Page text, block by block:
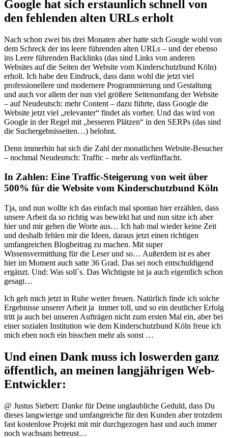
Google hat sich erstaunlich schnell von
den fehlenden alten URLs erholt
Nach schon zwei bis drei Monaten aber hatte sich Google wohl von
dem Schreck der ins leere führenden alten URLs – und der ebenso
ins Leere führenden Backlinks (das sind Links von anderen
Websites auf die Seiten der Website vom Kinderschutzbund Köln)
erholt. Ich habe den Eindruck, dass dann wohl die jetzt viel
professionellere und modernere Programmierung und Gestaltung
und auch vor allem der nun viel größere Seitenumfang der Website
– auf Neudeutsch: mehr Content – dazu führte, dass Google die
Website jetzt viel „relevanter“ findet als vorher. Und das wird von
Google in der Regel mit „besseren Plätzen“ in den SERPs (das sind
die Suchergebnisseiten…) belohnt.
Denn immerhin hat sich die Zahl der monatlichen Website-Besucher
– nochmal Neudeutsch: Traffic – mehr als verfünffacht.
In Zahlen: Eine Traffic-Steigerung von weit über
500% für die Website vom Kinderschutzbund Köln
Tja, und nun wollte ich das einfach mal spontan hier erzählen, dass
unsere Arbeit da so richtig was bewirkt hat und nun sitze ich aber
hier und mir gehen die Worte aus… Ich hab mal wieder keine Zeit
und deshalb fehlen mir die Ideen, daraus jetzt einen richtigen
umfangreichen Blogbeitrag zu machen. Mit super
Wissensvermittlung für die Leser und so… Außerdem ist es aber
hier im Moment auch satte 36 Grad. Das sei noch entschuldigend
ergänzt. Und: Was soll`s. Das Wichtigste ist ja auch eigentlich schon
gesagt…
Ich geh mich jetzt in Ruhe weiter freuen. Natürlich finde ich solche
Ergebnisse unserer Arbeit ja immer toll, und so ein deutlicher Erfolg
tritt ja auch bei unseren Aufträgen nicht zum ersten Mal ein, aber bei
einer sozialen Institution wie dem Kinderschutzbund Köln freue ich
mich eben noch ein bisschen mehr als sonst …
Und einen Dank muss ich loswerden ganz
öffentlich, an meinen langjährigen Web-
Entwickler:
@ Justus Siebert: Danke für Deine unglaubliche Geduld, dass Du
dieses langwierige und umfangreiche für den Kunden aber trotzdem
fast kostenlose Projekt mit mir durchgezogen hast und auch immer
noch wachsam betreust…